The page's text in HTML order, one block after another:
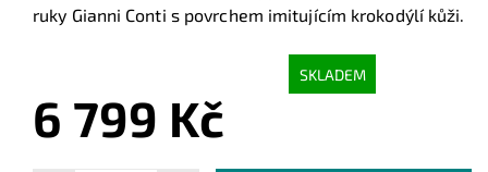
ruky Gianni Conti s povrchem imitujícím krokodýlí kůži.
SKLADEM
6 799 Kč